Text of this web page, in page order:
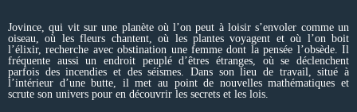
Jovince, qui vit sur une planète où l’on peut à loisir s’envoler comme un
oiseau, où les fleurs chantent, où les plantes voyagent et où l’on boit
l’élixir, recherche avec obstination une femme dont la pensée l’obsède. Il
fréquente aussi un endroit peuplé d’êtres étranges, où se déclenchent
parfois des incendies et des séismes. Dans son lieu de travail, situé à
l’intérieur d’une butte, il met au point de nouvelles mathématiques et
scrute son univers pour en découvrir les secrets et les lois.